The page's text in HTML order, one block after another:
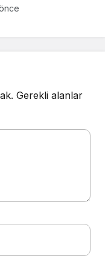
Gerekli alanlar